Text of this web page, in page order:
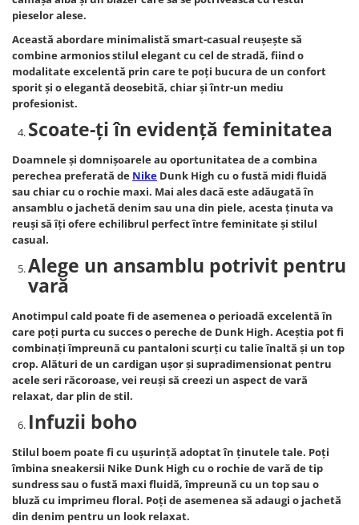
pieselor alese.
Această abordare minimalistă smart-casual reuşeşte să
combine armonios stilul elegant cu cel de stradă, fiind o
modalitate excelentă prin care te poţi bucura de un confort
sporit şi o elegantă deosebită, chiar şi într-un mediu
profesionist.
Scoate-ţi în evidenţă feminitatea
Doamnele şi domnişoarele au oportunitatea de a combina
perechea preferată de Nike Dunk High cu o fustă midi fluidă
sau chiar cu o rochie maxi. Mai ales dacă este adăugată în
ansamblu o jachetă denim sau una din piele, acesta ţinuta va
reuşi să îţi ofere echilibrul perfect între feminitate şi stilul
casual.
Alege un ansamblu potrivit pentru
vară
Anotimpul cald poate fi de asemenea o perioadă excelentă în
care poţi purta cu succes o pereche de Dunk High. Aceştia pot fi
combinaţi împreună cu pantaloni scurţi cu talie înaltă şi un top
crop. Alături de un cardigan uşor şi supradimensionat pentru
acele seri răcoroase, vei reuşi să creezi un aspect de vară
relaxat, dar plin de stil.
Infuzii boho
Stilul boem poate fi cu uşurinţă adoptat în ţinutele tale. Poţi
îmbina sneakersii Nike Dunk High cu o rochie de vară de tip
sundress sau o fustă maxi fluidă, împreună cu un top sau o
bluză cu imprimeu floral. Poţi de asemenea să adaugi o jachetă
din denim pentru un look relaxat.